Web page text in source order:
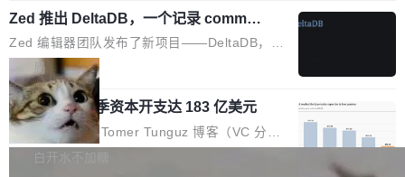
计划的顶峰。 十年前，Ken...
个小型数据库，应用天然按分片构建，单个数据
库的竞争和爆炸半径问题在设计层面就被消除
了。 闲置的 cell 会休眠到几乎不占资源。当 cel
l 迁移或唤醒时，新宿主从 S3 恢复 SQLite 数据
库继续执行。存储库是持久化的唯一真相...
高价的三星折叠（三星Galaxy Z Fold8 Ultra / Z
Fold8 / Z Flip8）外，其余要么是中低端机器，
例如iQOO Z11i、REDMI Note 17、REDMI No
te 17 Pro、OPPO K15，要么是vivo X300 E这
样的次旗舰。 Galaxy Z Fold8 Ultra / Z Fold8 /
Z Flip8三款折叠屏新机均在7月22日发布，且全
部搭载骁龙8 Elite Gen5 for Galaxy，它们本该
Zed 推出 DeltaDB，一个记录 commit
之间所有操作的版本控制系统
Zed 编辑器团队发布了新项目——DeltaDB，一
个在 git commit 之间记录每一次编辑操作的版
本控制系统。目前处于 Early Access 阶段。 De
ltaDB 的核心思路直接写在 landing page 最显
眼的位置：「Software is made between com
mits」——软件是在 commit 之间写出来的。git
局
SpaceXAI 单季资本开支达 183 亿美元
根据风险投资人Tomer Tunguz 博客（VC 分
析）披露的最新分析与第二季度业绩报告，Spac
白开水不加糖